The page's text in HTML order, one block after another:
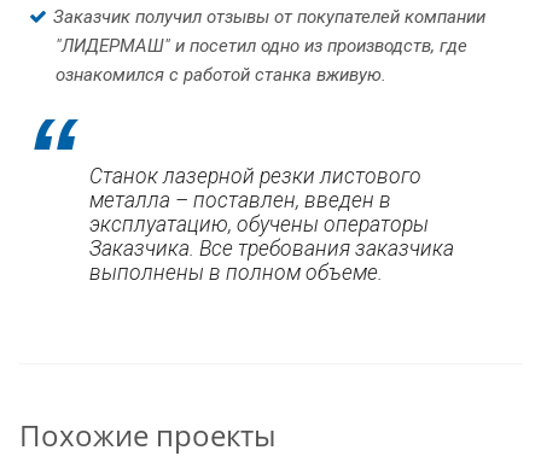
Заказчик получил отзывы от покупателей компании
"ЛИДЕРМАШ" и посетил одно из производств, где
ознакомился с работой станка вживую.
Станок лазерной резки листового
металла – поставлен, введен в
эксплуатацию, обучены операторы
Заказчика. Все требования заказчика
выполнены в полном объеме.
Похожие проекты